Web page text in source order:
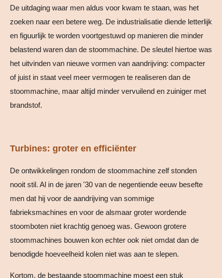
De uitdaging waar men aldus voor kwam te staan, was het
zoeken naar een betere weg. De industrialisatie diende letterlijk
en figuurlijk te worden voortgestuwd op manieren die minder
belastend waren dan de stoommachine. De sleutel hiertoe was
het uitvinden van nieuwe vormen van aandrijving: compacter
of juist in staat veel meer vermogen te realiseren dan de
stoommachine, maar altijd minder vervuilend en zuiniger met
brandstof.
Turbines: groter en efficiënter
De ontwikkelingen rondom de stoommachine zelf stonden
nooit stil. Al in de jaren '30 van de negentiende eeuw besefte
men dat hij voor de aandrijving van sommige
fabrieksmachines en voor de alsmaar groter wordende
stoomboten niet krachtig genoeg was. Gewoon grotere
stoommachines bouwen kon echter ook niet omdat dan de
benodigde hoeveelheid kolen niet was aan te slepen.
Kortom, de bestaande stoommachine moest een stuk